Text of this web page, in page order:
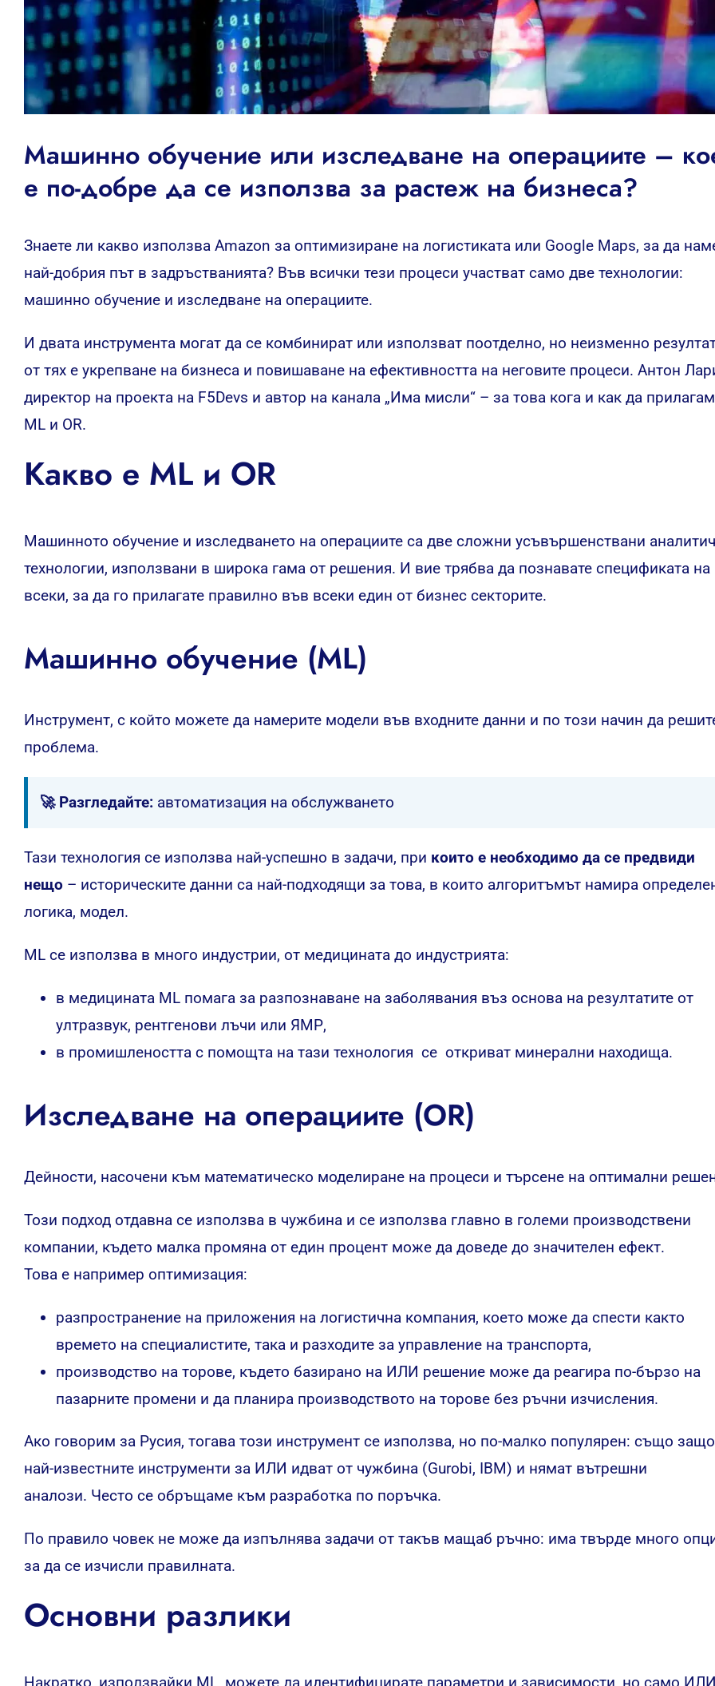
Машинно обучение или изследване на операциите –
е по-добре да се използва за растеж на бизнеса?
Знаете ли какво използва Amazon за оптимизиране на логистиката или Google Maps, за да
най-добрия път в задръстванията? Във всички тези процеси участват само две технологии:
машинно обучение и изследване на операциите.
И двата инструмента могат да се комбинират или използват поотделно, но неизменно
от тях е укрепване на бизнеса и повишаване на ефективността на неговите процеси. Антон
директор на проекта на F5Devs и автор на канала „Има мисли“ – за това кога и как да
ML и OR.
Какво е ML и OR
Машинното обучение и изследването на операциите са две сложни усъвършенствани
технологии, използвани в широка гама от решения. И вие трябва да познавате спецификата на
всеки, за да го прилагате правилно във всеки един от бизнес секторите.
Машинно обучение (ML)
Инструмент, с който можете да намерите модели във входните данни и по този начин да
проблема.
🚀 Разгледайте: автоматизация на обслужването
Тази технология се използва най-успешно в задачи, при които е необходимо да се предвиди
нещо – историческите данни са най-подходящи за това, в които алгоритъмът намира
логика, модел.
ML се използва в много индустрии, от медицината до индустрията:
в медицината ML помага за разпознаване на заболявания въз основа на резултатите от
ултразвук, рентгенови лъчи или ЯМР,
в промишлеността с помощта на тази технология се откриват минерални находища.
Изследване на операциите (OR)
Дейности, насочени към математическо моделиране на процеси и търсене на оптимални
Този подход отдавна се използва в чужбина и се използва главно в големи производствени
компании, където малка промяна от един процент може да доведе до значителен ефект.
Това е например оптимизация:
разпространение на приложения на логистична компания, което може да спести както
времето на специалистите, така и разходите за управление на транспорта,
производство на торове, където базирано на ИЛИ решение може да реагира по-бързо на
пазарните промени и да планира производството на торове без ръчни изчисления.
Ако говорим за Русия, тогава този инструмент се използва, но по-малко популярен: също
най-известните инструменти за ИЛИ идват от чужбина (Gurobi, IBM) и нямат вътрешни
аналози. Често се обръщаме към разработка по поръчка.
По правило човек не може да изпълнява задачи от такъв мащаб ръчно: има твърде много
за да се изчисли правилната.
Основни разлики
Накратко, използвайки ML, можете да идентифицирате параметри и зависимости, но само